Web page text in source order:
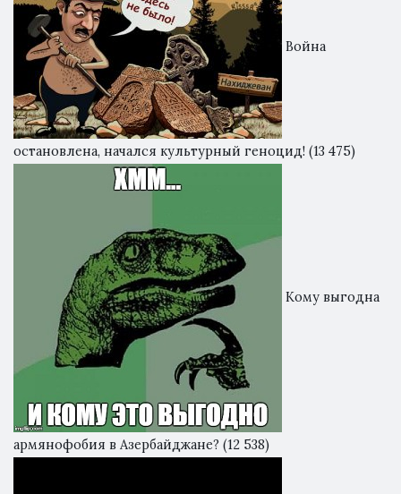
Война
остановлена, начался культурный геноцид! (13 475)
Кому выгодна
армянофобия в Азербайджане? (12 538)